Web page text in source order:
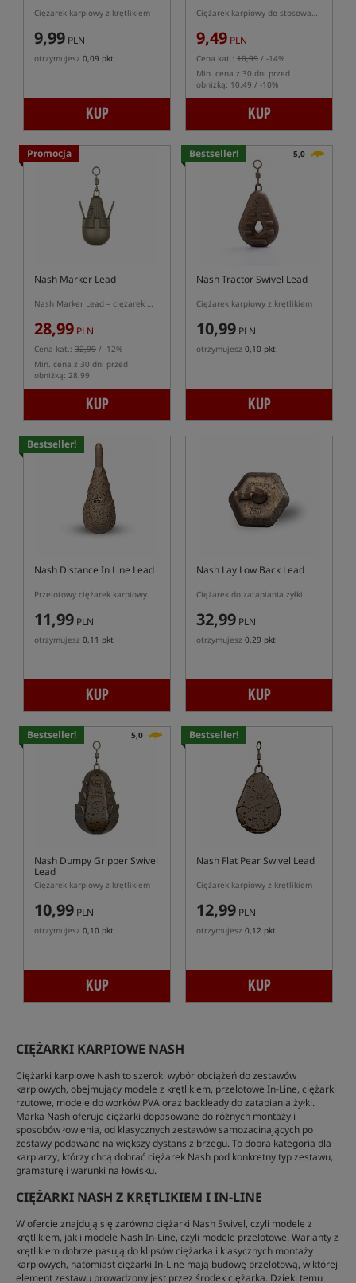
Ciężarek karpiowy z krętlikiem
9,99 PLN
otrzymujesz 0,09 pkt
KUP
Ciężarek karpiowy do stosowania z workami PVA
9,49 PLN
Cena kat.: 10,99 / -14%
Min. cena z 30 dni przed
obniżką: 10.49 / -10%
KUP
Promocja
Nash Marker Lead
Nash Marker Lead – ciężarek markerowy do sondowania dna, 2 sztuki
28,99 PLN
Cena kat.: 32,99 / -12%
Min. cena z 30 dni przed
obniżką: 28.99
KUP
Bestseller! 5,0
Nash Tractor Swivel Lead
Ciężarek karpiowy z krętlikiem
10,99 PLN
otrzymujesz 0,10 pkt
KUP
Bestseller!
Nash Distance In Line Lead
Przelotowy ciężarek karpiowy
11,99 PLN
otrzymujesz 0,11 pkt
KUP
Nash Lay Low Back Lead
Ciężarek do zatapiania żyłki
32,99 PLN
otrzymujesz 0,29 pkt
KUP
Bestseller! 5,0
Nash Dumpy Gripper Swivel
Lead
Ciężarek karpiowy z krętlikiem
10,99 PLN
otrzymujesz 0,10 pkt
KUP
Bestseller!
Nash Flat Pear Swivel Lead
Ciężarek karpiowy z krętlikiem
12,99 PLN
otrzymujesz 0,12 pkt
KUP
CIĘŻARKI KARPIOWE NASH
Ciężarki karpiowe Nash to szeroki wybór obciążeń do zestawów
karpiowych, obejmujący modele z krętlikiem, przelotowe In-Line, ciężarki
rzutowe, modele do worków PVA oraz backleady do zatapiania żyłki.
Marka Nash oferuje ciężarki dopasowane do różnych montaży i
sposobów łowienia, od klasycznych zestawów samozacinających po
zestawy podawane na większy dystans z brzegu. To dobra kategoria dla
karpiarzy, którzy chcą dobrać ciężarek Nash pod konkretny typ zestawu,
gramaturę i warunki na łowisku.
CIĘŻARKI NASH Z KRĘTLIKIEM I IN-LINE
W ofercie znajdują się zarówno ciężarki Nash Swivel, czyli modele z
krętlikiem, jak i modele Nash In-Line, czyli modele przelotowe. Warianty z
krętlikiem dobrze pasują do klipsów ciężarka i klasycznych montaży
karpiowych, natomiast ciężarki In-Line mają budowę przelotową, w której
element zestawu prowadzony jest przez środek ciężarka. Dzięki temu